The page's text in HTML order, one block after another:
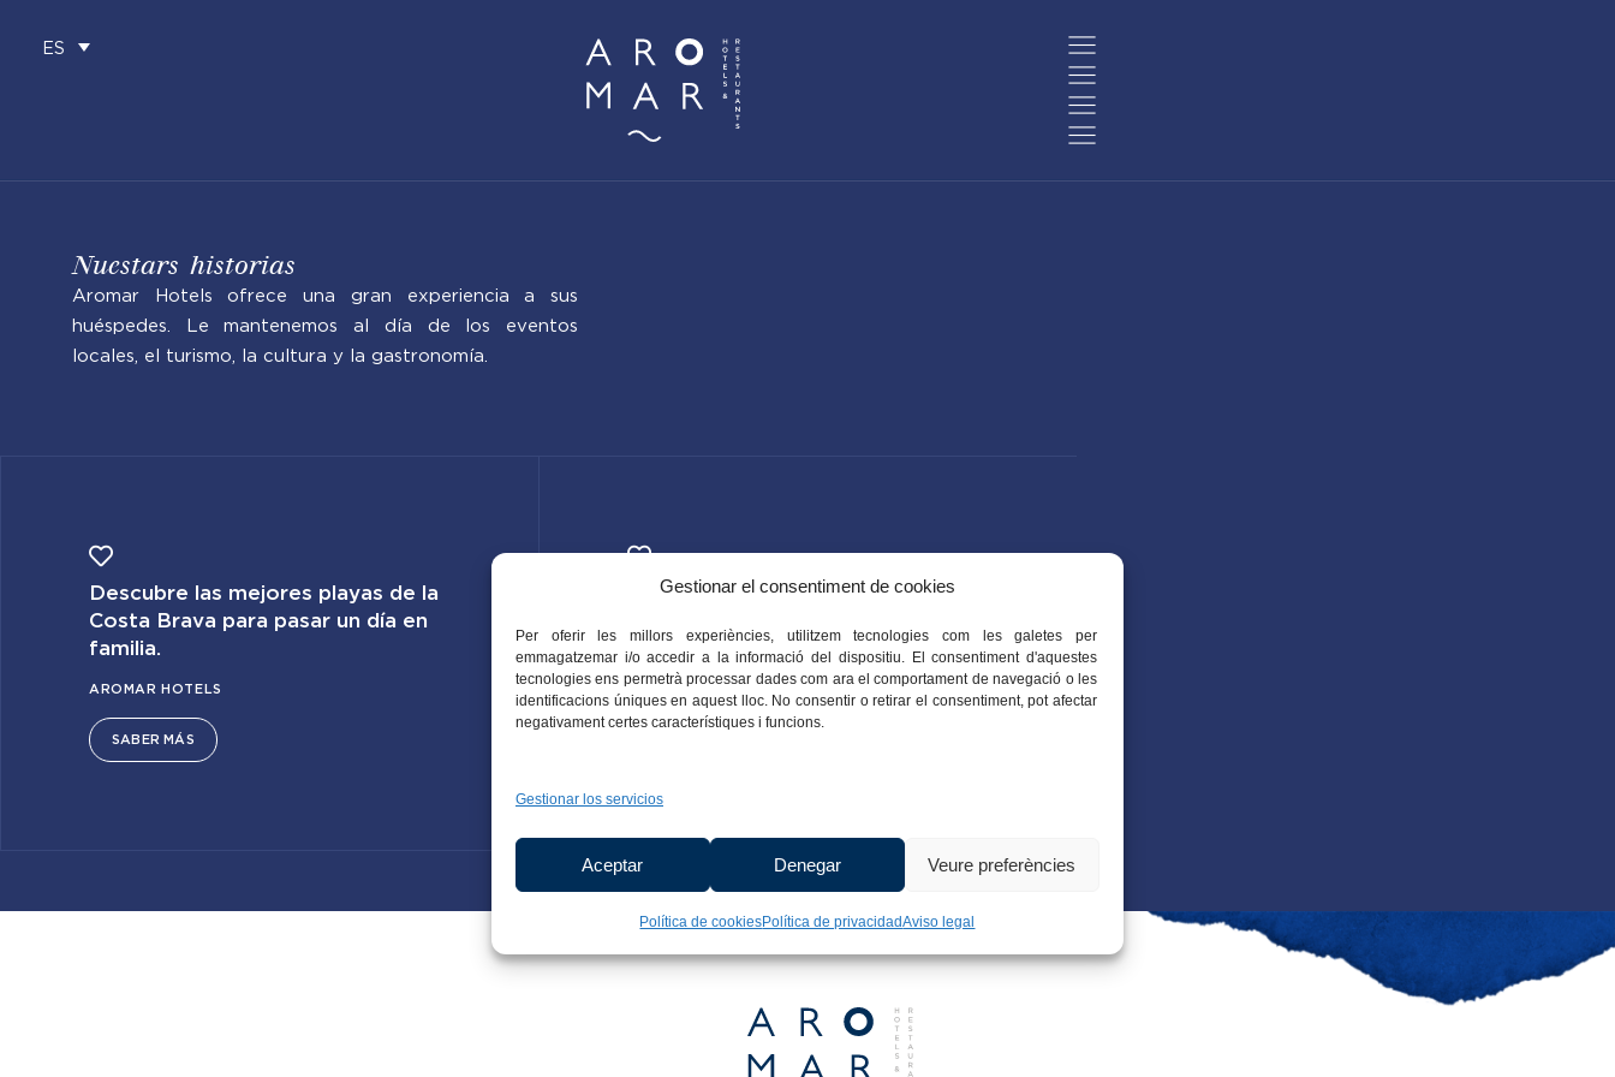
Gestionar el consentiment de cookies
Per oferir les millors experiències, utilitzem tecnologies com les galetes per
emmagatzemar i/o accedir a la informació del dispositiu. El consentiment d'aquestes
tecnologies ens permetrà processar dades com ara el comportament de navegació o les
identificacions úniques en aquest lloc. No consentir o retirar el consentiment, pot afectar
negativament certes característiques i funcions.
Gestionar los servicios
Aceptar Denegar Veure preferències
Política de cookiesPolítica de privacidadAviso legal
ES
Nuestars historias
Aromar Hotels ofrece una gran experiencia a sus
huéspedes. Le mantenemos al día de los eventos
locales, el turismo, la cultura y la gastronomía.
Descubre las mejores playas de la
Costa Brava para pasar un día en
familia.
AROMAR HOTELS
SABER MÁS
Camí de Ronda en Platja d’Aro: un
NUESTRAS PLAYAS
SABER MÁS